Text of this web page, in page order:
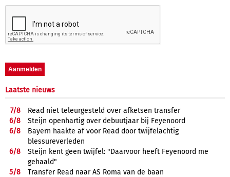
Laatste nieuws
7/8
Read niet teleurgesteld over afketsen transfer
6/8
Steijn openhartig over debuutjaar bij Feyenoord
6/8
Bayern haakte af voor Read door twijfelachtig
blessureverleden
6/8
Steijn kent geen twijfel: "Daarvoor heeft Feyenoord me
gehaald"
5/8
Transfer Read naar AS Roma van de baan